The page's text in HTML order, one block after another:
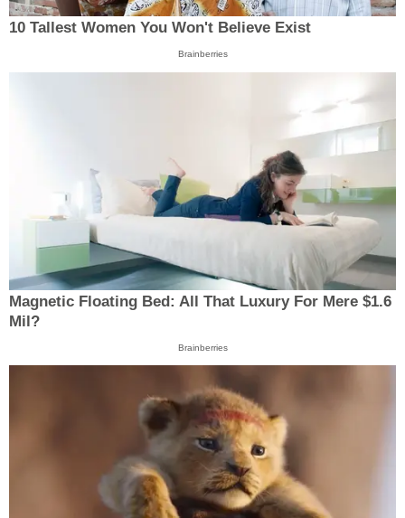
10 Tallest Women You Won't Believe Exist
Brainberries
Magnetic Floating Bed: All That Luxury For Mere $1.6
Mil?
Brainberries